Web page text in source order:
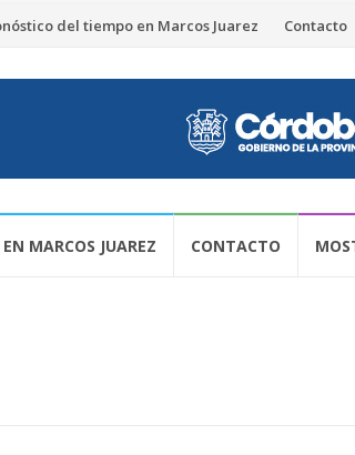
del tiempo en Marcos Juarez Contacto
MARCOS JUAREZ CONTACTO